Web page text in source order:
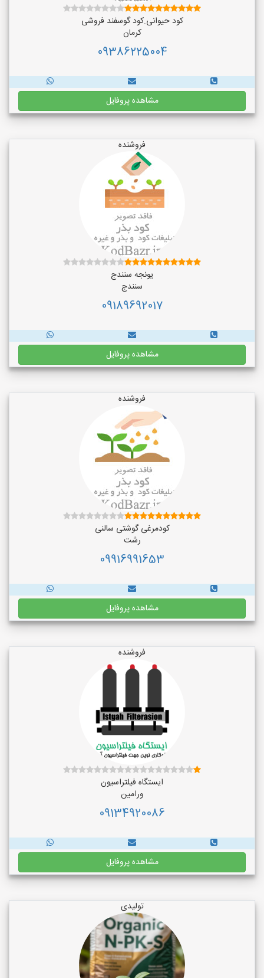
کود حیوانی.کود گوسفند فروشی
کرمان
09386225004
مشاهده پروفایل
فروشنده
یونجه سنندج
سنندج
09189692017
مشاهده پروفایل
فروشنده
کودمرغی گوشتی سالنی
رشت
09916991653
مشاهده پروفایل
فروشنده
ایستگاه فیلتراسیون
ورامین
09134920086
مشاهده پروفایل
تولیدی